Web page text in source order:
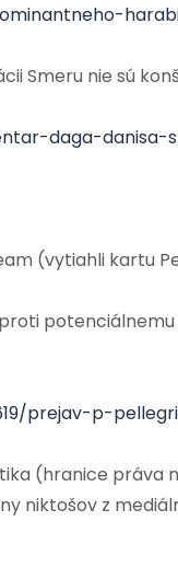
Smeru nie sú
daga-
(vytiahli kartu
prejav-p-
(hranice práva
niktošov z